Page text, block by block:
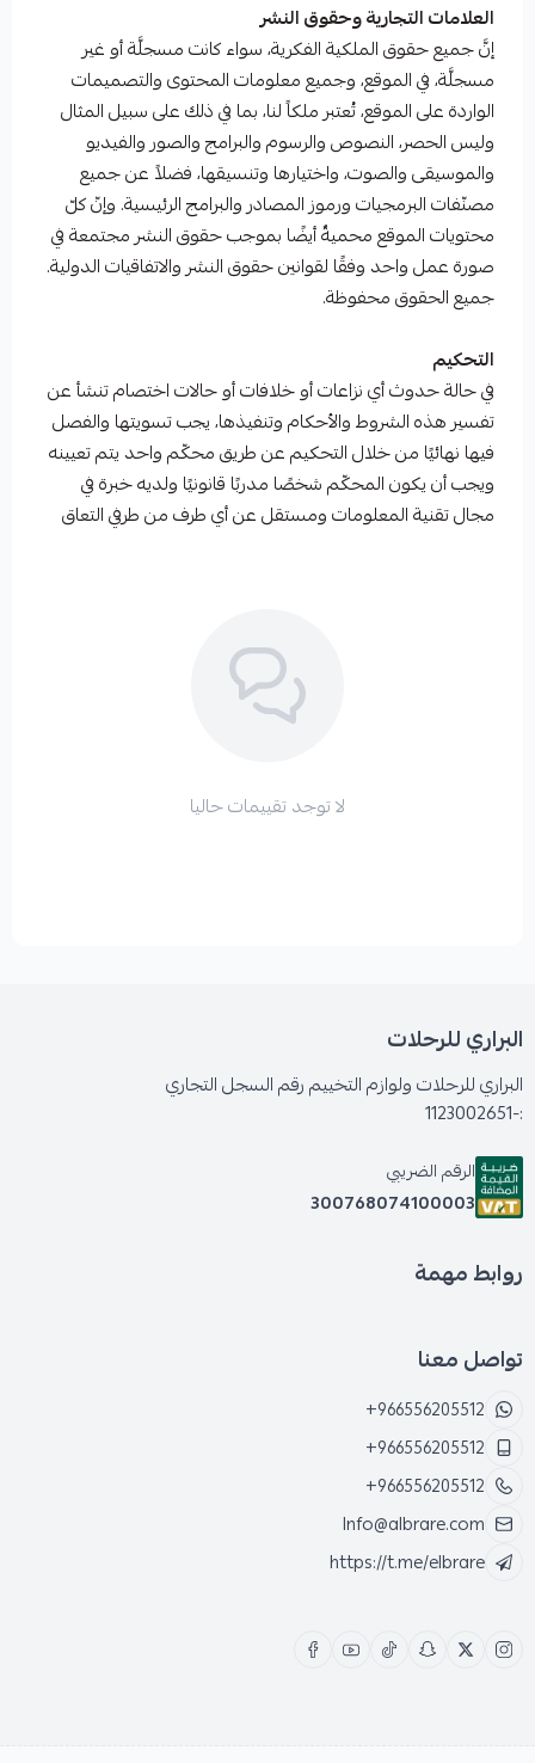
العلامات التجارية وحقوق النشر
إنَّ جميع حقوق الملكية الفكرية، سواء كانت مسجلَّة أو غير
مسجلَّة، في الموقع، وجميع معلومات المحتوى والتصميمات
الواردة على الموقع، تُعتبر ملكاً لنا، بما في ذلك على سبيل المثال
وليس الحصر، النصوص والرسوم والبرامج والصور والفيديو
والموسيقى والصوت، واختيارها وتنسيقها، فضلاً عن جميع
مصنّفات البرمجيات ورموز المصادر والبرامج الرئيسية. وإنّ كلّ
محتويات الموقع محميةٌ أيضًا بموجب حقوق النشر مجتمعة في
صورة عمل واحد وفقًا لقوانين حقوق النشر والاتفاقيات الدولية.
جميع الحقوق محفوظة.
التحكيم
في حالة حدوث أي نزاعات أو خلافات أو حالات اختصام تنشأ عن
تفسير هذه الشروط والأحكام وتنفيذها، يجب تسويتها والفصل
فيها نهائيًا من خلال التحكيم عن طريق محكّم واحد يتم تعيينه
ويجب أن يكون المحكّم شخصًا مدربًا قانونيًا ولديه خبرة في
مجال تقنية المعلومات ومستقل عن أي طرف من طرفي التعاق
لا توجد تقييمات حاليا
البراري للرحلات
البراري للرحلات ولوازم التخييم رقم السجل التجاري
:-1123002651
الرقم الضريبي
300768074100003
روابط مهمة
تواصل معنا
+966556205512
+966556205512
+966556205512
Info@albrare.com
https://t.me/elbrare